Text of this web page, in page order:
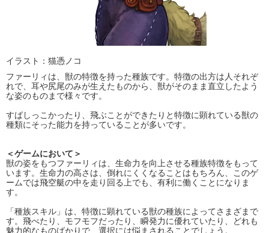
イラスト：猫憑ノコ
ファーリィは、獣の特徴を持った種族です。特徴の出方は人それぞ
れで、耳や尻尾のみが生えたものから、獣がそのまま直立したよう
な姿のものまで様々です。
すばしっこかったり、飛ぶことができたりと特徴に顕れている獣の
種類にそった能力を持っていることが多いです。
＜ゲームにおいて＞
獣の姿をもつファーリィは、生命力を向上させる種族特徴をもって
います。生命力の高さは、倒れにくくなることはもちろん、このゲ
ームでは飛空艇の中を走り回る上でも、有利に働くことになりま
す。
「種族スキル」は、特徴に顕れている獣の種族によってさまざまで
す。飛べたり、モフモフだったり、瞬発力に優れていたり、どれも
魅力的なものばかりで、選択には悩まされることでしょう。